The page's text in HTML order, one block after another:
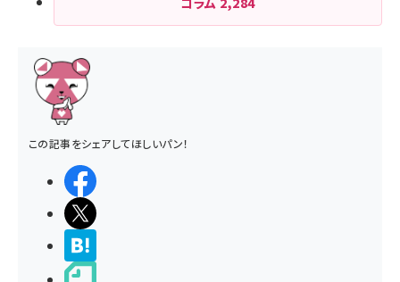
この記事をシェアしてほしいパン！